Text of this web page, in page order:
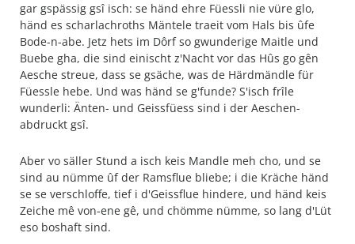
gar gspässig gsî isch: se händ ehre Füessli nie vüre glo,
händ es scharlachroths Mäntele traeit vom Hals bis ûfe
Bode-n-abe. Jetz hets im Dôrf so gwunderige Maitle und
Buebe gha, die sind einischt z'Nacht vor das Hûs go gên
Aesche streue, dass se gsäche, was de Härdmändle für
Füessle hebe. Und was händ se g'funde? S'isch frîle
wunderli: Änten- und Geissfüess sind i der Aeschen-
abdruckt gsî.
Aber vo säller Stund a isch keis Mandle meh cho, und se
sind au nümme ûf der Ramsflue bliebe; i die Kräche händ
se se verschloffe, tief i d'Geissflue hindere, und händ keis
Zeiche mê von-ene gê, und chömme nümme, so lang d'Lüt
eso boshaft sind.